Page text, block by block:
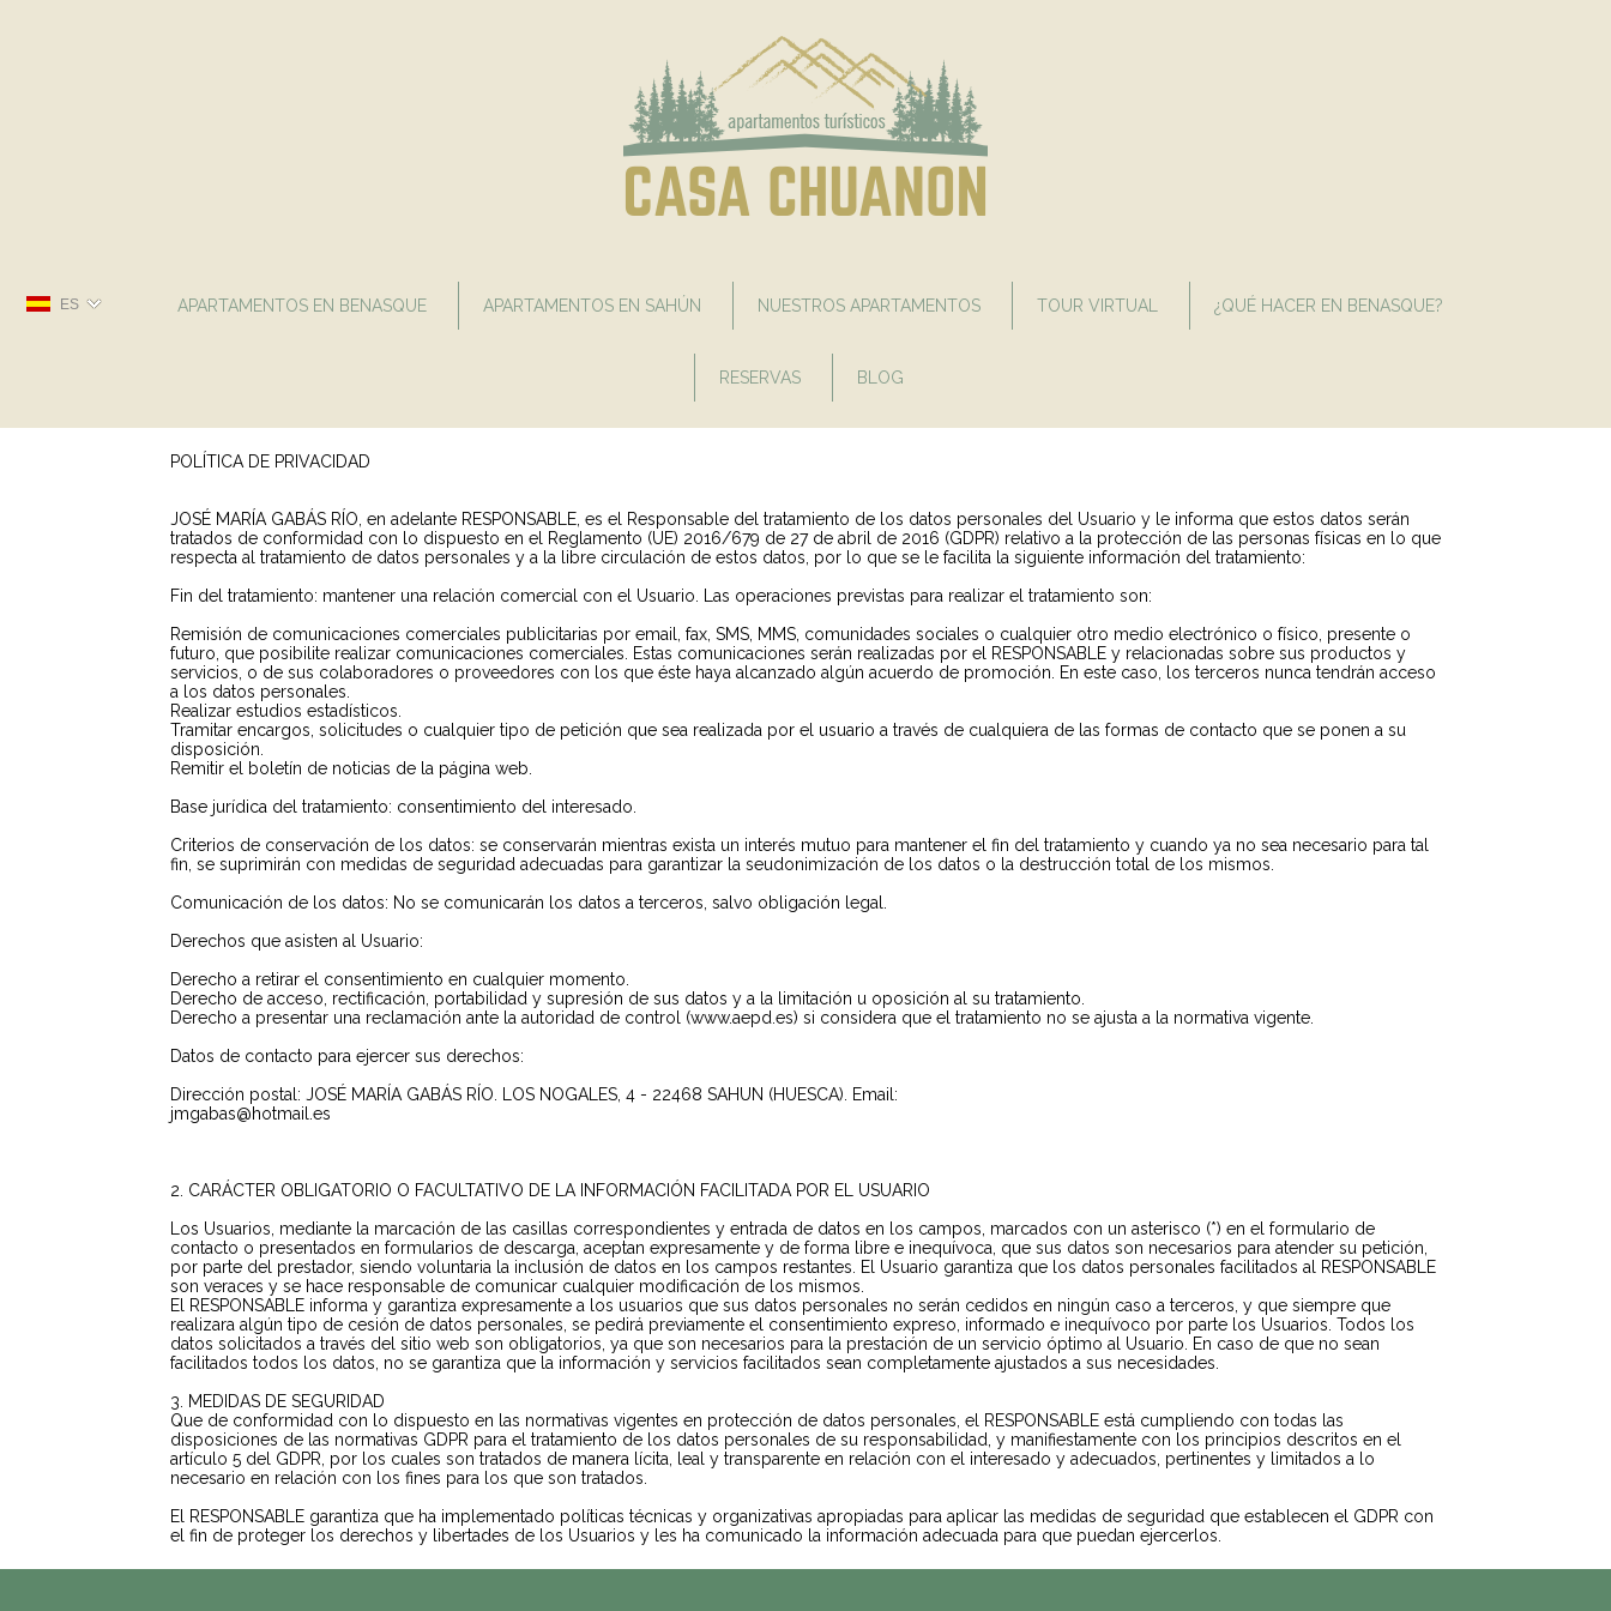
ES APARTAMENTOS EN BENASQUE APARTAMENTOS EN SAHÚN NUESTROS APARTAMENTOS TOUR VIRTUAL ¿QUÉ HACER EN BENASQUE?
RESERVAS BLOG
POLÍTICA DE PRIVACIDAD
JOSÉ MARÍA GABÁS RÍO, en adelante RESPONSABLE, es el Responsable del tratamiento de los datos personales del Usuario y le informa que estos datos serán
tratados de conformidad con lo dispuesto en el Reglamento (UE) 2016/679 de 27 de abril de 2016 (GDPR) relativo a la protección de las personas físicas en lo que
respecta al tratamiento de datos personales y a la libre circulación de estos datos, por lo que se le facilita la siguiente información del tratamiento:
Fin del tratamiento: mantener una relación comercial con el Usuario. Las operaciones previstas para realizar el tratamiento son:
Remisión de comunicaciones comerciales publicitarias por email, fax, SMS, MMS, comunidades sociales o cualquier otro medio electrónico o físico, presente o
futuro, que posibilite realizar comunicaciones comerciales. Estas comunicaciones serán realizadas por el RESPONSABLE y relacionadas sobre sus productos y
servicios, o de sus colaboradores o proveedores con los que éste haya alcanzado algún acuerdo de promoción. En este caso, los terceros nunca tendrán acceso
a los datos personales.
Realizar estudios estadísticos.
Tramitar encargos, solicitudes o cualquier tipo de petición que sea realizada por el usuario a través de cualquiera de las formas de contacto que se ponen a su
disposición.
Remitir el boletín de noticias de la página web.
Base jurídica del tratamiento: consentimiento del interesado.
Criterios de conservación de los datos: se conservarán mientras exista un interés mutuo para mantener el fin del tratamiento y cuando ya no sea necesario para tal
fin, se suprimirán con medidas de seguridad adecuadas para garantizar la seudonimización de los datos o la destrucción total de los mismos.
Comunicación de los datos: No se comunicarán los datos a terceros, salvo obligación legal.
Derechos que asisten al Usuario:
Derecho a retirar el consentimiento en cualquier momento.
Derecho de acceso, rectificación, portabilidad y supresión de sus datos y a la limitación u oposición al su tratamiento.
Derecho a presentar una reclamación ante la autoridad de control (www.aepd.es) si considera que el tratamiento no se ajusta a la normativa vigente.
Datos de contacto para ejercer sus derechos:
Dirección postal: JOSÉ MARÍA GABÁS RÍO. LOS NOGALES, 4 - 22468 SAHUN (HUESCA). Email:
jmgabas@hotmail.es
2. CARÁCTER OBLIGATORIO O FACULTATIVO DE LA INFORMACIÓN FACILITADA POR EL USUARIO
Los Usuarios, mediante la marcación de las casillas correspondientes y entrada de datos en los campos, marcados con un asterisco (*) en el formulario de
contacto o presentados en formularios de descarga, aceptan expresamente y de forma libre e inequívoca, que sus datos son necesarios para atender su petición,
por parte del prestador, siendo voluntaria la inclusión de datos en los campos restantes. El Usuario garantiza que los datos personales facilitados al RESPONSABLE
son veraces y se hace responsable de comunicar cualquier modificación de los mismos.
El RESPONSABLE informa y garantiza expresamente a los usuarios que sus datos personales no serán cedidos en ningún caso a terceros, y que siempre que
realizara algún tipo de cesión de datos personales, se pedirá previamente el consentimiento expreso, informado e inequívoco por parte los Usuarios. Todos los
datos solicitados a través del sitio web son obligatorios, ya que son necesarios para la prestación de un servicio óptimo al Usuario. En caso de que no sean
facilitados todos los datos, no se garantiza que la información y servicios facilitados sean completamente ajustados a sus necesidades.
3. MEDIDAS DE SEGURIDAD
Que de conformidad con lo dispuesto en las normativas vigentes en protección de datos personales, el RESPONSABLE está cumpliendo con todas las
disposiciones de las normativas GDPR para el tratamiento de los datos personales de su responsabilidad, y manifiestamente con los principios descritos en el
artículo 5 del GDPR, por los cuales son tratados de manera lícita, leal y transparente en relación con el interesado y adecuados, pertinentes y limitados a lo
necesario en relación con los fines para los que son tratados.
El RESPONSABLE garantiza que ha implementado políticas técnicas y organizativas apropiadas para aplicar las medidas de seguridad que establecen el GDPR con
el fin de proteger los derechos y libertades de los Usuarios y les ha comunicado la información adecuada para que puedan ejercerlos.